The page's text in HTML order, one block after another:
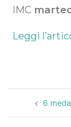
IMC
Leggi
6